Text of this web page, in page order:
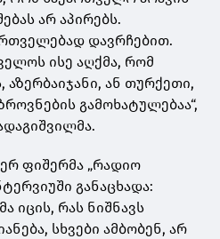
არ აპირებს.
დავრჩებით.
ისე აღქმა, რომ
აზერბაიჯანი, ან თურქეთი,
გამოხატულებაა“,
ფიშერმა „რადიო
განაცხადა:
იცის, რას ნიშნავს
სხვები ამბობენ, არ